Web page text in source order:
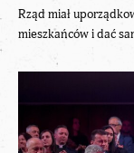
Rząd miał
mieszkańców i dać